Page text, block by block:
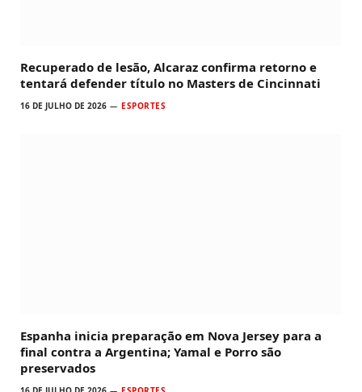
Recuperado de lesão, Alcaraz confirma retorno e
tentará defender título no Masters de Cincinnati
16 DE JULHO DE 2026 ESPORTES
Espanha inicia preparação em Nova Jersey para a
final contra a Argentina; Yamal e Porro são
preservados